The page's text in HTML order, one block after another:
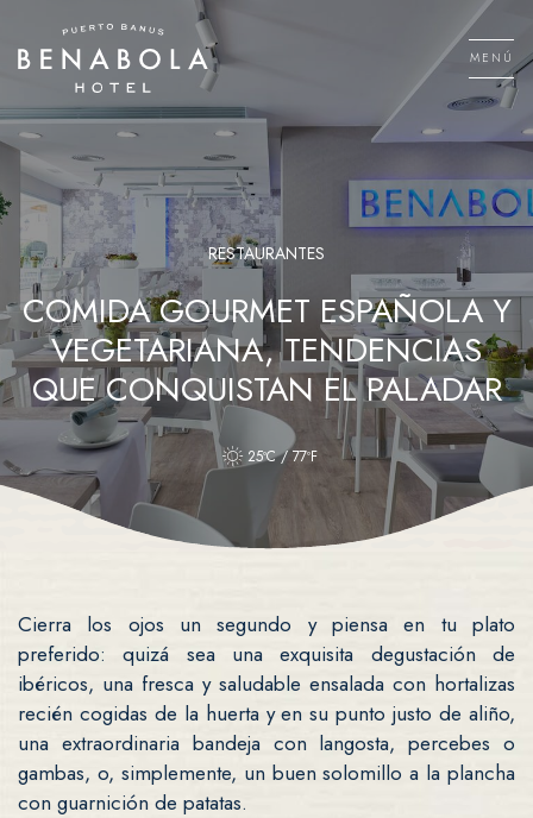
contenido
MENÚ
RESTAURANTES
COMIDA GOURMET ESPAÑOLA Y
VEGETARIANA, TENDENCIAS
QUE CONQUISTAN EL PALADAR
25ºC / 77ºF
Cierra los ojos un segundo y piensa en tu plato
preferido: quizá sea una exquisita degustación de
ibéricos, una fresca y saludable ensalada con hortalizas
recién cogidas de la huerta y en su punto justo de aliño,
una extraordinaria bandeja con langosta, percebes o
gambas, o, simplemente, un buen solomillo a la plancha
con guarnición de patatas.